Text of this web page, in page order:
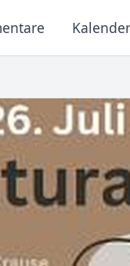
Kalender